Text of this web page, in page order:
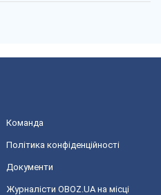
Команда
Політика конфіденційності
Документи
Журналісти OBOZ.UA на місці